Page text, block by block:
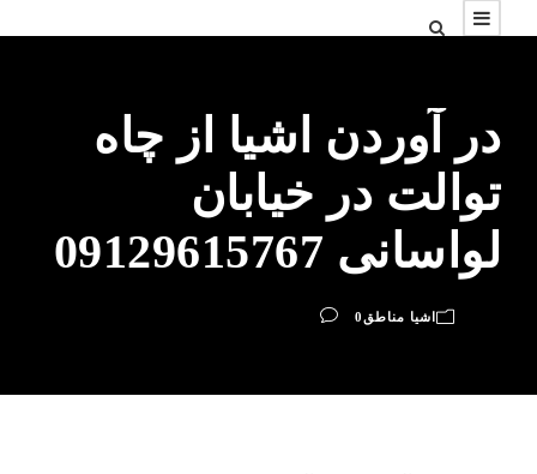
در آوردن اشیا از چاه
توالت در خیابان
لواسانی 09129615767
اشیا مناطق 0